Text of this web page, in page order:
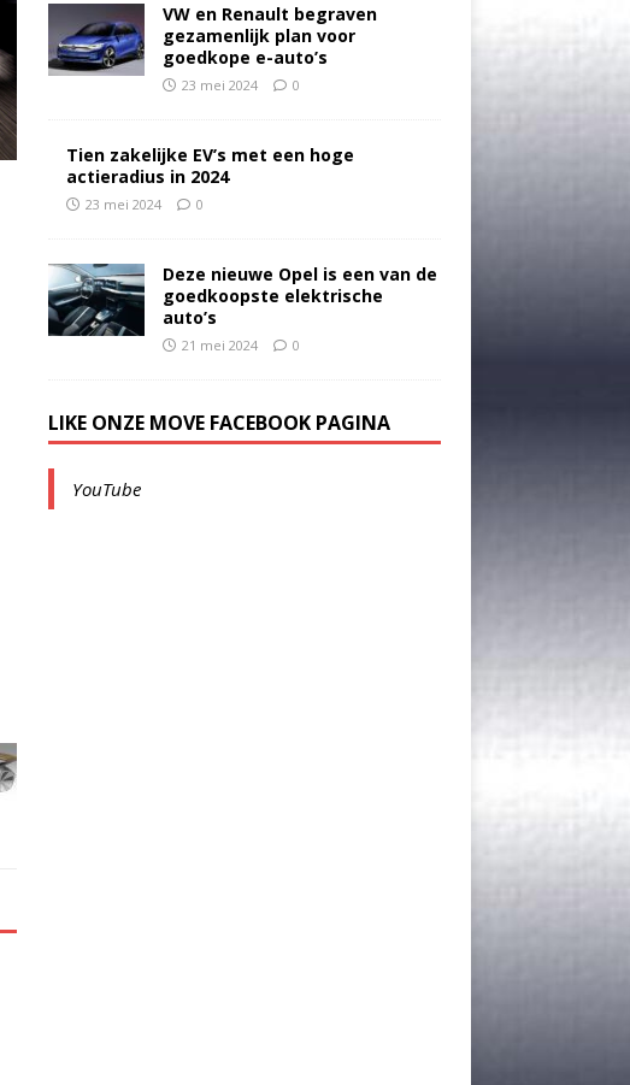
VW en Renault begraven
gezamenlijk plan voor
goedkope e-auto’s
23 mei 2024 0
Tien zakelijke EV’s met een hoge
actieradius in 2024
23 mei 2024 0
Deze nieuwe Opel is een van de
goedkoopste elektrische
auto’s
21 mei 2024 0
LIKE ONZE MOVE FACEBOOK PAGINA
YouTube